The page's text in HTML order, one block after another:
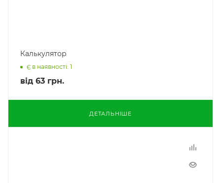
Калькулятор
Є в наявності: 1
від 63 грн.
ДЕТАЛЬНІШЕ